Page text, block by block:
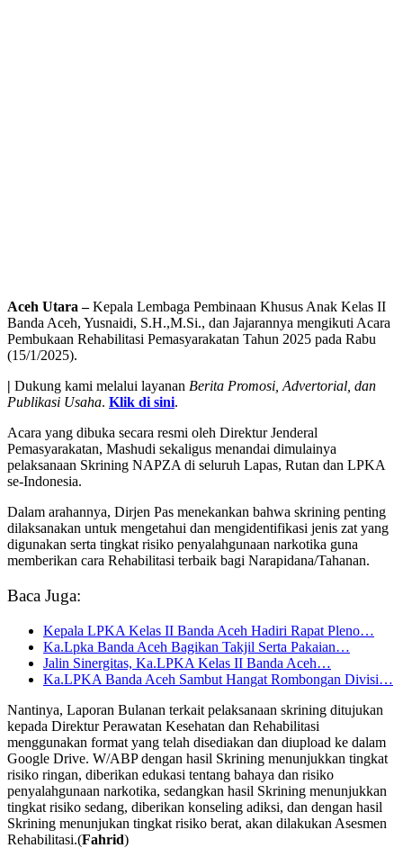
Aceh Utara –Kepala Lembaga Pembinaan Khusus Anak Kelas II
Banda Aceh, Yusnaidi, S.H.,M.Si., dan Jajarannya mengikuti Acara
Pembukaan Rehabilitasi Pemasyarakatan Tahun 2025 pada Rabu
(15/1/2025).
| Dukung kami melalui layanan Berita Promosi, Advertorial, dan
Publikasi Usaha. Klik di sini.
Acara yang dibuka secara resmi oleh Direktur Jenderal
Pemasyarakatan, Mashudi sekaligus menandai dimulainya
pelaksanaan Skrining NAPZA di seluruh Lapas, Rutan dan LPKA
se-Indonesia.
Dalam arahannya, Dirjen Pas menekankan bahwa skrining penting
dilaksanakan untuk mengetahui dan mengidentifikasi jenis zat yang
digunakan serta tingkat risiko penyalahgunaan narkotika guna
memberikan cara Rehabilitasi terbaik bagi Narapidana/Tahanan.
Baca Juga:
Kepala LPKA Kelas II Banda Aceh Hadiri Rapat Pleno…
Ka.Lpka Banda Aceh Bagikan Takjil Serta Pakaian…
Jalin Sinergitas, Ka.LPKA Kelas II Banda Aceh…
Ka.LPKA Banda Aceh Sambut Hangat Rombongan Divisi…
Nantinya, Laporan Bulanan terkait pelaksanaan skrining ditujukan
kepada Direktur Perawatan Kesehatan dan Rehabilitasi
menggunakan format yang telah disediakan dan diupload ke dalam
Google Drive. W/ABP dengan hasil Skrining menunjukkan tingkat
risiko ringan, diberikan edukasi tentang bahaya dan risiko
penyalahgunaan narkotika, sedangkan hasil Skrining menunjukkan
tingkat risiko sedang, diberikan konseling adiksi, dan dengan hasil
Skrining menunjukan tingkat risiko berat, akan dilakukan Asesmen
Rehabilitasi.(Fahrid)